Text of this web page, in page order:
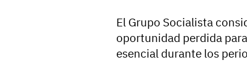
El Grupo Socialista
oportunidad perdida
esencial durante los